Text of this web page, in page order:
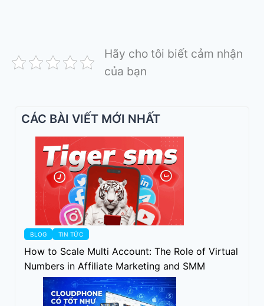
Hãy cho tôi biết cảm nhận
của bạn
CÁC BÀI VIẾT MỚI NHẤT
BLOG TIN TỨC
How to Scale Multi Account: The Role of Virtual
Numbers in Affiliate Marketing and SMM